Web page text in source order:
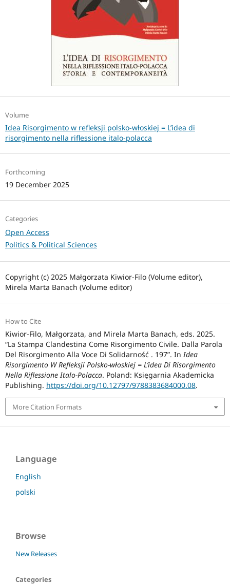
Volume
Idea Risorgimento w refleksji polsko-włoskiej = L’idea di
risorgimento nella riflessione italo-polacca
Forthcoming
19 December 2025
Categories
Open Access
Politics & Political Sciences
Copyright (c) 2025 Małgorzata Kiwior-Filo (Volume editor),
Mirela Marta Banach (Volume editor)
How to Cite
Kiwior-Filo, Małgorzata, and Mirela Marta Banach, eds. 2025.
“La Stampa Clandestina Come Risorgimento Civile. Dalla Parola
Del Risorgimento Alla Voce Di Solidarność . 197”. InIdea
Risorgimento W Refleksji Polsko-włoskiej = L’idea Di Risorgimento
Nella Riflessione Italo-Polacca. Poland: Księgarnia Akademicka
Publishing. https://doi.org/10.12797/9788383684000.08.
More Citation Formats
Language
English
polski
Browse
New Releases
Categories